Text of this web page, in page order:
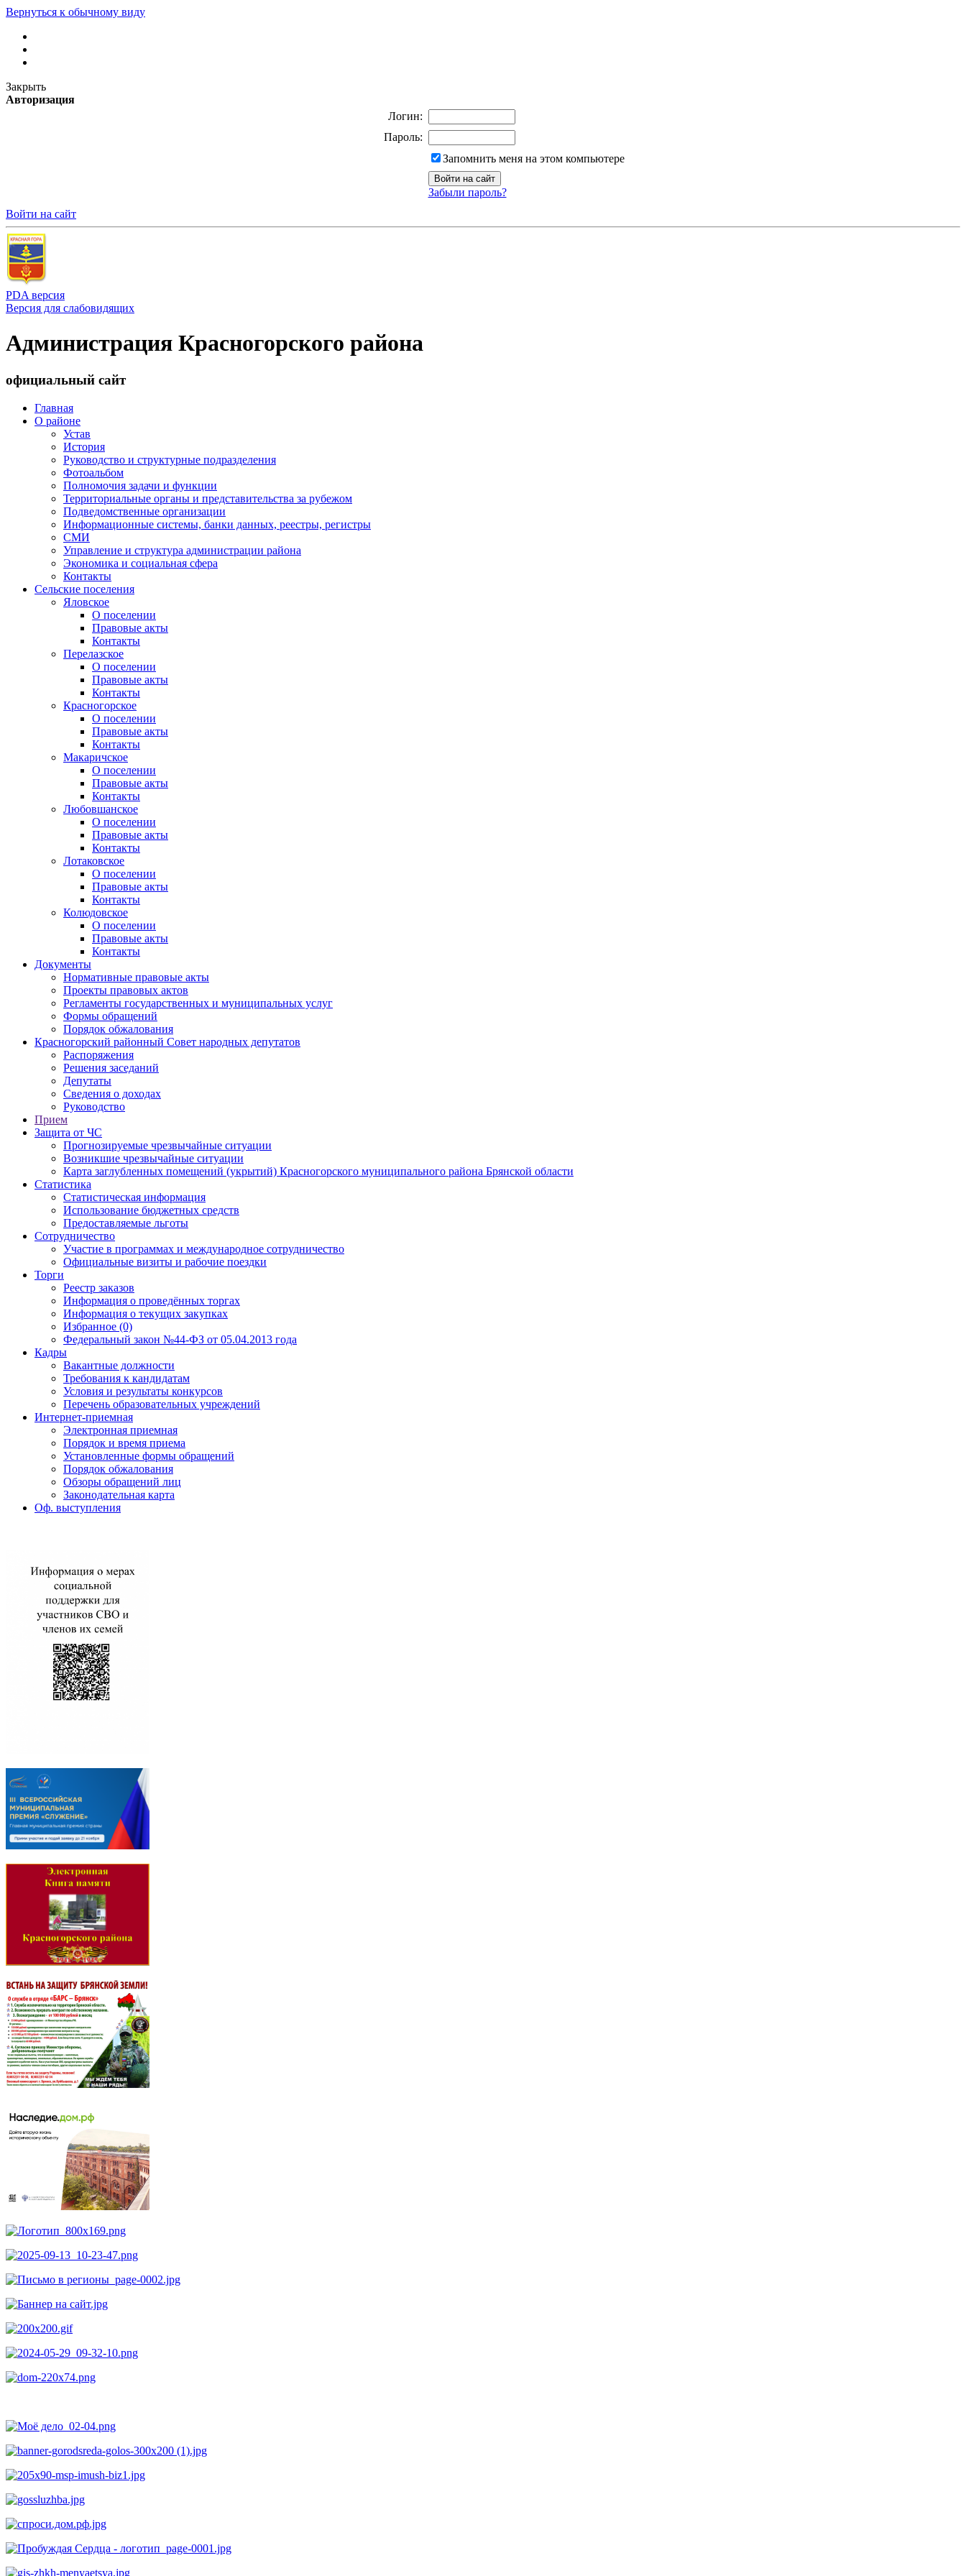
Вернуться к обычному виду
Закрыть
Авторизация
Логин:
Пароль:
Запомнить меня на этом компьютере
Забыли пароль?
Войти на сайт
PDA версия
Версия для слабовидящих
Администрация Красногорского района
официальный сайт
Главная
О районе
Устав
История
Руководство и структурные подразделения
Фотоальбом
Полномочия задачи и функции
Территориальные органы и представительства за рубежом
Подведомственные организации
Информационные системы, банки данных, реестры, регистры
СМИ
Управление и структура администрации района
Экономика и социальная сфера
Контакты
Сельские поселения
Яловское
О поселении
Правовые акты
Контакты
Перелазское
О поселении
Правовые акты
Контакты
Красногорское
О поселении
Правовые акты
Контакты
Макаричское
О поселении
Правовые акты
Контакты
Любовшанское
О поселении
Правовые акты
Контакты
Лотаковское
О поселении
Правовые акты
Контакты
Колюдовское
О поселении
Правовые акты
Контакты
Документы
Нормативные правовые акты
Проекты правовых актов
Регламенты государственных и муниципальных услуг
Формы обращений
Порядок обжалования
Красногорский районный Совет народных депутатов
Распоряжения
Решения заседаний
Депутаты
Сведения о доходах
Руководство
Прием
Защита от ЧС
Прогнозируемые чрезвычайные ситуации
Возникшие чрезвычайные ситуации
Карта заглубленных помещений (укрытий) Красногорского муниципального района Брянской области
Статистика
Статистическая информация
Использование бюджетных средств
Предоставляемые льготы
Сотрудничество
Участие в программах и международное сотрудничество
Официальные визиты и рабочие поездки
Торги
Реестр заказов
Информация о проведённых торгах
Информация о текущих закупках
Избранное (0)
Федеральный закон №44-ФЗ от 05.04.2013 года
Кадры
Вакантные должности
Требования к кандидатам
Условия и результаты конкурсов
Перечень образовательных учреждений
Интернет-приемная
Электронная приемная
Порядок и время приема
Установленные формы обращений
Порядок обжалования
Обзоры обращений лиц
Законодательная карта
Оф. выступления